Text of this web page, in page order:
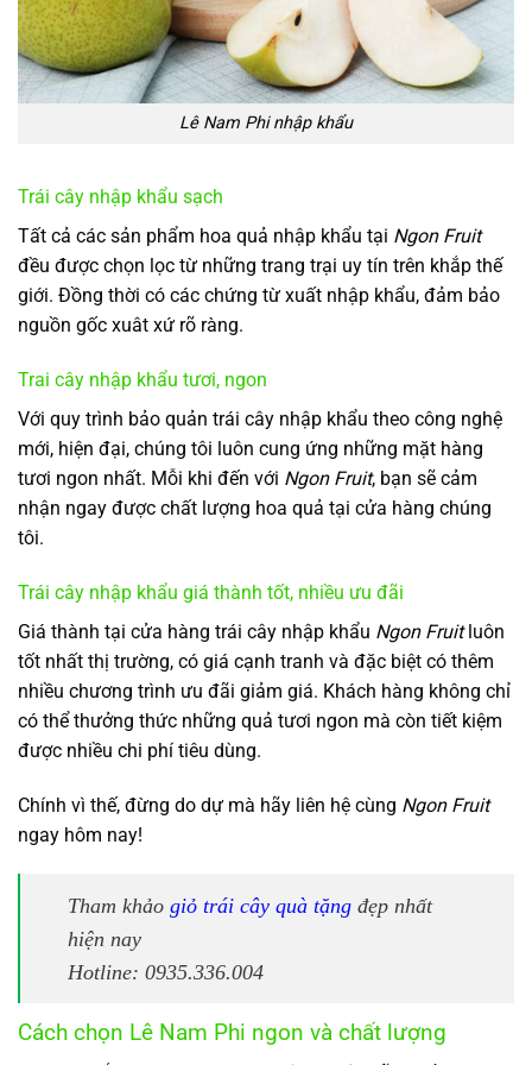
Lê Nam Phi nhập khẩu
Trái cây nhập khẩu sạch
Tất cả các sản phẩm hoa quả nhập khẩu tại Ngon Fruit
đều được chọn lọc từ những trang trại uy tín trên khắp thế
giới. Đồng thời có các chứng từ xuất nhập khẩu, đảm bảo
nguồn gốc xuât xứ rõ ràng.
Trai cây nhập khẩu tươi, ngon
Với quy trình bảo quản trái cây nhập khẩu theo công nghệ
mới, hiện đại, chúng tôi luôn cung ứng những mặt hàng
tươi ngon nhất. Mỗi khi đến với Ngon Fruit, bạn sẽ cảm
nhận ngay được chất lượng hoa quả tại cửa hàng chúng
tôi.
Trái cây nhập khẩu giá thành tốt, nhiều ưu đãi
Giá thành tại cửa hàng trái cây nhập khẩu Ngon Fruitluôn
tốt nhất thị trường, có giá cạnh tranh và đặc biệt có thêm
nhiều chương trình ưu đãi giảm giá. Khách hàng không chỉ
có thể thưởng thức những quả tươi ngon mà còn tiết kiệm
được nhiều chi phí tiêu dùng.
Chính vì thế, đừng do dự mà hãy liên hệ cùng Ngon Fruit
ngay hôm nay!
Tham khảo giỏ trái cây quà tặng đẹp nhất
hiện nay
Hotline: 0935.336.004
Cách chọn Lê Nam Phi ngon và chất lượng